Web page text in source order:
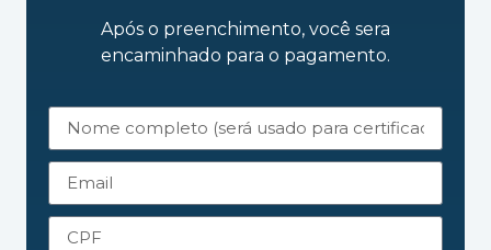
Após o preenchimento, você sera
encaminhado para o pagamento.